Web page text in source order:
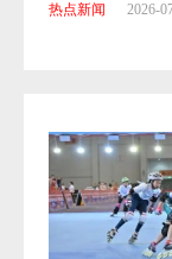
热点新闻 2026-